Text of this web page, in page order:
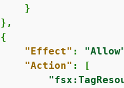
}
{
"Effect" :
"Action" : [